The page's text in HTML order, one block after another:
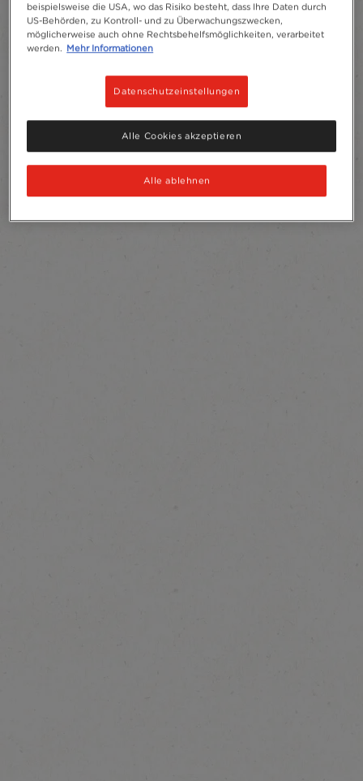
beispielsweise die USA, wo das Risiko besteht, dass Ihre Daten durch
US-Behörden, zu Kontroll- und zu Überwachungszwecken,
möglicherweise auch ohne Rechtsbehelfsmöglichkeiten, verarbeitet
werden. Mehr Informationen
Datenschutzeinstellungen
Alle ablehnen
Alle Cookies akzeptieren